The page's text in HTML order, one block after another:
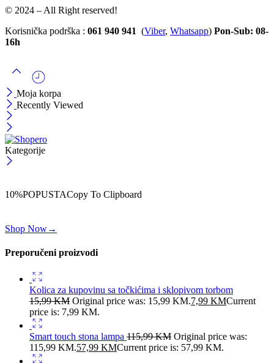
© 2024 – All Right reserved!
Korisnička podrška : 061 940 941 (Viber, Whatsapp) Pon-Sub: 08-
16h
Moja korpa
Recently Viewed
Kategorije
10%POPUSTACopy To Clipboard
Shop Now→
Preporučeni proizvodi
Kolica za kupovinu sa točkićima i sklopivom torbom
15,99KM Original price was: 15,99 KM.7,99 KMCurrent
price is: 7,99 KM.
Smart touch stona lampa 115,99KM Original price was:
115,99 KM.57,99 KMCurrent price is: 57,99 KM.